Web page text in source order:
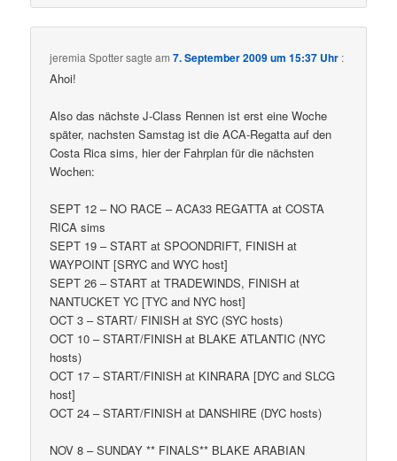
jeremia Spottersagte am7. September 2009 um 15:37 Uhr :
Ahoi!
Also das nächste J-Class Rennen ist erst eine Woche
später, nachsten Samstag ist die ACA-Regatta auf den
Costa Rica sims, hier der Fahrplan für die nächsten
Wochen:
SEPT 12 – NO RACE – ACA33 REGATTA at COSTA
RICA sims
SEPT 19 – START at SPOONDRIFT, FINISH at
WAYPOINT [SRYC and WYC host]
SEPT 26 – START at TRADEWINDS, FINISH at
NANTUCKET YC [TYC and NYC host]
OCT 3 – START/ FINISH at SYC (SYC hosts)
OCT 10 – START/FINISH at BLAKE ATLANTIC (NYC
hosts)
OCT 17 – START/FINISH at KINRARA [DYC and SLCG
host]
OCT 24 – START/FINISH at DANSHIRE (DYC hosts)
NOV 8 – SUNDAY ** FINALS** BLAKE ARABIAN